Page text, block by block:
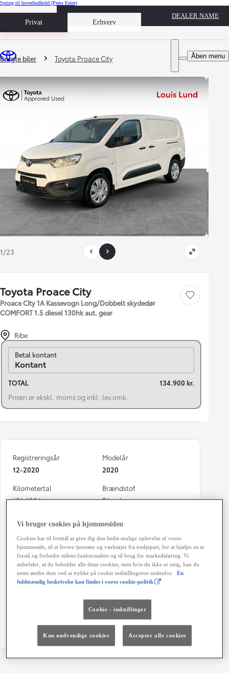
Spring til hovedindhold (Press Enter)
Privat Erhverv
Book prøvetur
DEALER NAME
Åben menu
Du er her
Brugte biler Toyota Proace City
1/23
Toyota Proace City
Proace City 1A Kassevogn Long/Dobbelt skydedør
COMFORT 1.5 diesel 130hk aut. gear
Gem bil
Ribe
Skift til finansiering
Betal kontant
Kontant
TOTAL
134.900 kr.
Prisen er ekskl. moms og inkl. lev.omk.
Registreringsår
12-2020
Modelår
2020
Kilometertal
121.498 km
Brændstof
Diesel
Co2 (blandet kørsel)
114 g/km
Geartype
Automatisk gearkasse
Døre
Farve
Grøn ejerafgift (årligt)
2.640 kr.
Vi bruger cookies på hjemmesiden
Cookies har til formål at give dig den bedst mulige oplevelse af vores
hjemmeside, til at levere tjenester og værktøjer fra tredjepart, for at hjælpe os at
forstå og forbedre sidens funktionalitet og til brug for markedsføring. Vi
anbefaler, at du beholder alle disse cookies, men hvis du ikke er enig, kan du
nemt ændre dem ved at trykke på cookie indstillingerne nedenfor.
En
fuldstændig beskrivelse kan findes i vores cookie-politik
Cookie - indstillinger
Kun nødvendige cookies Accepter alle cookies